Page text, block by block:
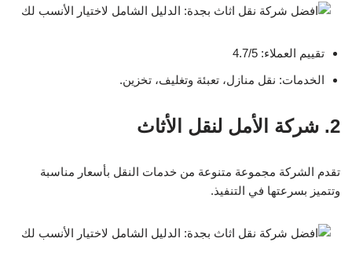
تقييم العملاء: 4.7/5
الخدمات: نقل منازل، تعبئة وتغليف، تخزين.
2. شركة الأمل لنقل الأثاث
تقدم الشركة مجموعة متنوعة من خدمات النقل بأسعار مناسبة
وتتميز بسرعتها في التنفيذ.